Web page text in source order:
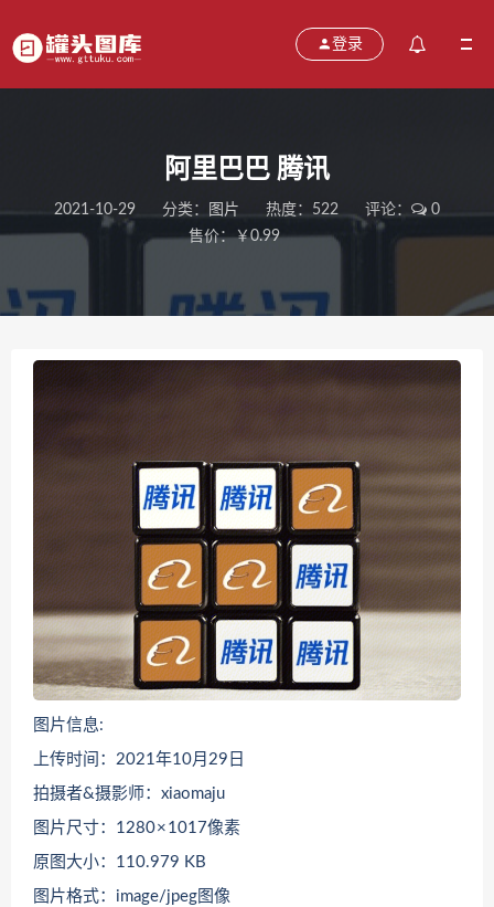
登录
阿里巴巴 腾讯
2021-10-29 分类： 图片 热度：522 评论：
0
售价：￥0.99
图片信息:
上传时间：2021年10月29日
拍摄者&摄影师：xiaomaju
图片尺寸：1280 × 1017像素
原图大小：110.979 KB
图片格式：image/jpeg图像